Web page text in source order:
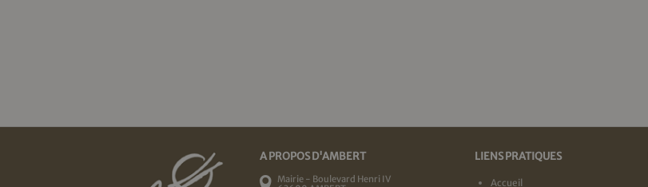
A PROPOS D'AMBERT
Mairie - Boulevard Henri IV
LIENS PRATIQUES
Accueil